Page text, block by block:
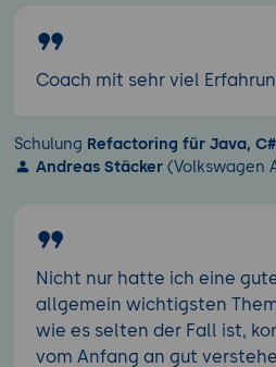
Coach mit sehr viel
Schulung Refactoring für Java,
Andreas Stäcker (Volkswagen
Nicht nur hatte ich eine
allgemein wichtigsten
wie es selten der Fall ist,
vom Anfang an gut